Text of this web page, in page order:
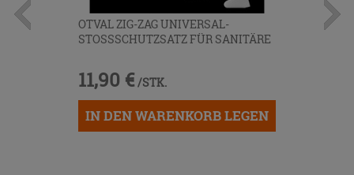
OTVAL ZIG-ZAG UNIVERSAL-
STOSSSCHUTZSATZ FÜR SANITÄRE
11,90 € /STK.
IN DEN WARENKORB LEGEN